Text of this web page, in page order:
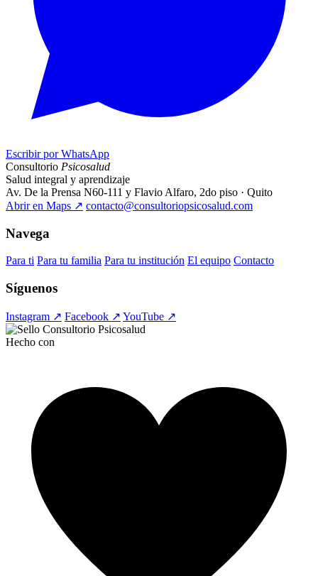
Escribir por WhatsApp
Consultorio Psicosalud
Salud integral y aprendizaje
Av. De la Prensa N60-111 y Flavio Alfaro, 2do piso · Quito
Abrir en Maps ↗ contacto@consultoriopsicosalud.com
Navega
Para ti Para tu familia Para tu institución El equipo Contacto
Síguenos
Instagram ↗ Facebook ↗ YouTube ↗
Hecho con